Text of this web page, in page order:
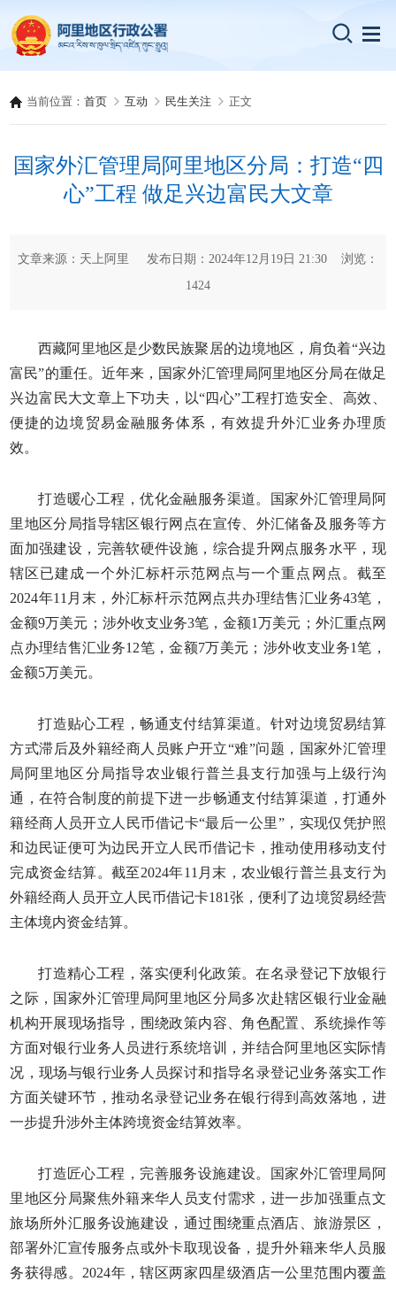
当前位置：首页 互动 民生关注 正文
国家外汇管理局阿里地区分局：打造“四
心”工程 做足兴边富民大文章
文章来源：天上阿里 发布日期：2024年12月19日 21:30 浏览：
1424
西藏阿里地区是少数民族聚居的边境地区，肩负着“兴边
富民”的重任。近年来，国家外汇管理局阿里地区分局在做足
兴边富民大文章上下功夫，以“四心”工程打造安全、高效、
便捷的边境贸易金融服务体系，有效提升外汇业务办理质
效。
打造暖心工程，优化金融服务渠道。国家外汇管理局阿
里地区分局指导辖区银行网点在宣传、外汇储备及服务等方
面加强建设，完善软硬件设施，综合提升网点服务水平，现
辖区已建成一个外汇标杆示范网点与一个重点网点。截至
2024年11月末，外汇标杆示范网点共办理结售汇业务43笔，
金额9万美元；涉外收支业务3笔，金额1万美元；外汇重点网
点办理结售汇业务12笔，金额7万美元；涉外收支业务1笔，
金额5万美元。
打造贴心工程，畅通支付结算渠道。针对边境贸易结算
方式滞后及外籍经商人员账户开立“难”问题，国家外汇管理
局阿里地区分局指导农业银行普兰县支行加强与上级行沟
通，在符合制度的前提下进一步畅通支付结算渠道，打通外
籍经商人员开立人民币借记卡“最后一公里”，实现仅凭护照
和边民证便可为边民开立人民币借记卡，推动使用移动支付
完成资金结算。截至2024年11月末，农业银行普兰县支行为
外籍经商人员开立人民币借记卡181张，便利了边境贸易经营
主体境内资金结算。
打造精心工程，落实便利化政策。在名录登记下放银行
之际，国家外汇管理局阿里地区分局多次赴辖区银行业金融
机构开展现场指导，围绕政策内容、角色配置、系统操作等
方面对银行业务人员进行系统培训，并结合阿里地区实际情
况，现场与银行业务人员探讨和指导名录登记业务落实工作
方面关键环节，推动名录登记业务在银行得到高效落地，进
一步提升涉外主体跨境资金结算效率。
打造匠心工程，完善服务设施建设。国家外汇管理局阿
里地区分局聚焦外籍来华人员支付需求，进一步加强重点文
旅场所外汇服务设施建设，通过围绕重点酒店、旅游景区，
部署外汇宣传服务点或外卡取现设备，提升外籍来华人员服
务获得感。2024年，辖区两家四星级酒店一公里范围内覆盖